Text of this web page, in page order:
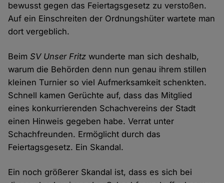
bewusst gegen das Feiertagsgesetz zu verstoßen.
Auf ein Einschreiten der Ordnungshüter wartete man
dort vergeblich.
BeimSV Unser Fritz wunderte man sich deshalb,
warum die Behörden denn nun genau ihrem stillen
kleinen Turnier so viel Aufmerksamkeit schenkten.
Schnell kamen Gerüchte auf, dass das Mitglied
eines konkurrierenden Schachvereins der Stadt
einen Hinweis gegeben habe. Verrat unter
Schachfreunden. Ermöglicht durch das
Feiertagsgesetz. Ein Skandal.
Ein noch größerer Skandal ist, dass es sich bei